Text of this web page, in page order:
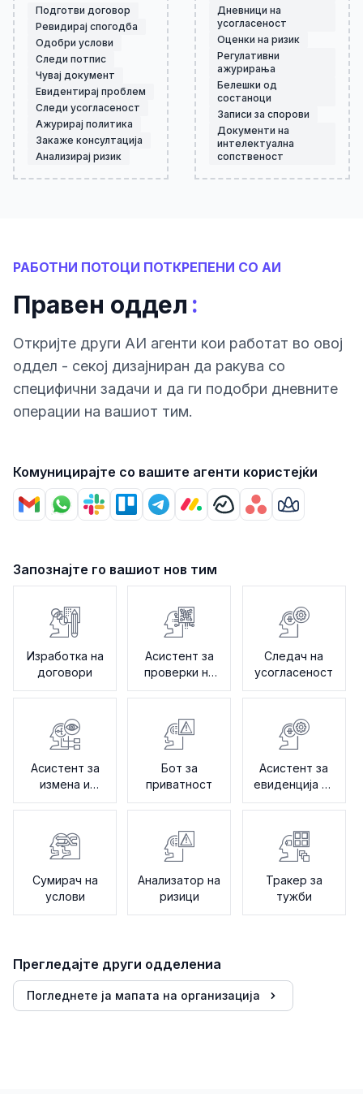
Подготви договор
Ревидирај спогодба
Одобри услови
Следи потпис
Чувај документ
Евидентирај проблем
Следи усогласеност
Ажурирај политика
Закаже консултација
Анализирај ризик
Дневници на
усогласеност
Оценки на ризик
Регулативни
ажурирања
Белешки од
состаноци
Записи за спорови
Документи на
интелектуална
сопственост
РАБОТНИ ПОТОЦИ ПОТКРЕПЕНИ СО АИ
Правен оддел :
Откриjте други АИ агенти кои работат во овој
оддел - секој дизајниран да ракува со
специфични задачи и да ги подобри дневните
операции на вашиот тим.
Комуницирајте со вашите агенти користејќи
Запознајте го вашиот нов тим
Изработка на
договори
Асистент за
проверки на
политики
Следач на
усогласеност
Асистент за
измена и
бележење
Бот за
приватност
Асистент за
евиденција на
ревизија
Сумирач на
услови
Анализатор на
ризици
Тракер за
тужби
Прегледајте други одделениа
Погледнете ја мапата на организација